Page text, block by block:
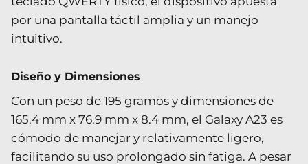
por una pantalla táctil amplia y un manejo
intuitivo.
Diseño y Dimensiones
Con un peso de 195 gramos y dimensiones de
165.4 mm x 76.9 mm x 8.4 mm, el Galaxy A23 es
cómodo de manejar y relativamente ligero,
facilitando su uso prolongado sin fatiga. A pesar